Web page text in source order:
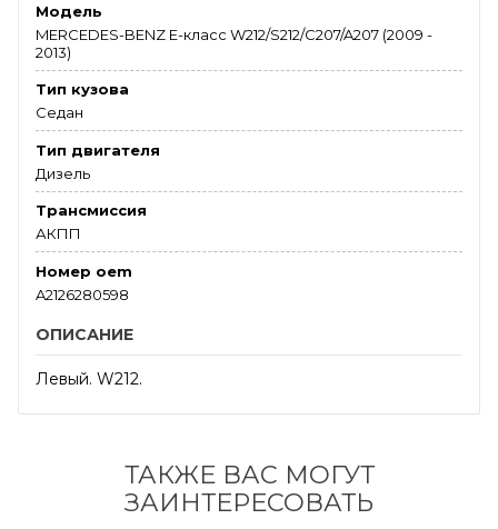
Модель
MERCEDES-BENZ E-класс W212/S212/C207/A207 (2009 -
2013)
Тип кузова
Седан
Тип двигателя
Дизель
Трансмиссия
АКПП
Номер oem
A2126280598
ОПИСАНИЕ
Левый. W212.
ТАКЖЕ ВАС МОГУТ
ЗАИНТЕРЕСОВАТЬ